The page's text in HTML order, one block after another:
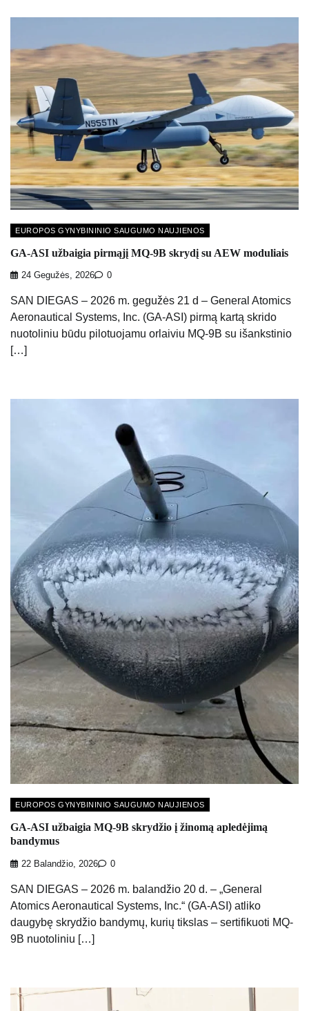
EUROPOS GYNYBININIO SAUGUMO NAUJIENOS
GA-ASI užbaigia pirmąjį MQ-9B skrydį su AEW moduliais
24 Gegužės, 2026 0
SAN DIEGAS – 2026 m. gegužės 21 d – General Atomics
Aeronautical Systems, Inc. (GA-ASI) pirmą kartą skrido
nuotoliniu būdu pilotuojamu orlaiviu MQ-9B su išankstinio
[…]
EUROPOS GYNYBININIO SAUGUMO NAUJIENOS
GA-ASI užbaigia MQ-9B skrydžio į žinomą apledėjimą
bandymus
22 Balandžio, 2026 0
SAN DIEGAS – 2026 m. balandžio 20 d. – „General
Atomics Aeronautical Systems, Inc.“ (GA-ASI) atliko
daugybę skrydžio bandymų, kurių tikslas – sertifikuoti MQ-
9B nuotoliniu […]